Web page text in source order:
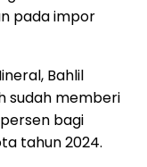
pada impor
Bahlil
sudah memberi
bagi
tahun 2024.